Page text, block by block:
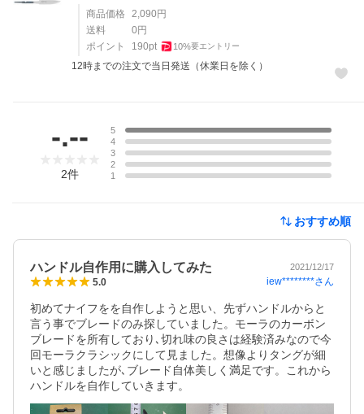
商品価格 2,090 円
送料
0 円
ポイント
190pt 10%要エントリー
12時までの注文で当日発送（休業日を除く）
-.--
2件
5
4
3
2
1
おすすめ順
ハンドル自作用に購入してみた 2021/12/17
5.0 iew********さん
初めてナイフをを自作しようと思い、先ずハンドルからと
言う事でブレードのみ探していました。モーラのカーボン
ブレードを所有しており､切れ味の良さは経験済みなので今
回モーラクラシックにして見ました。想像よりタングが細
いと感じましたが､ブレード自体美しく満足です。これから
ハンドルを自作していきます。